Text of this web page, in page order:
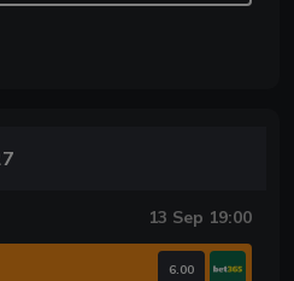
13 Sep 19:00
6.00